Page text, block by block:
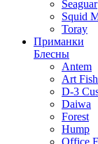
Seaguar
Squid
Toray
Приманки
Блесны
Antem
Art
D-3
Daiwa
Forest
Hump
Office